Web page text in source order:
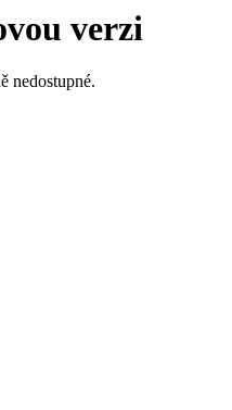
verzi
nedostupné.